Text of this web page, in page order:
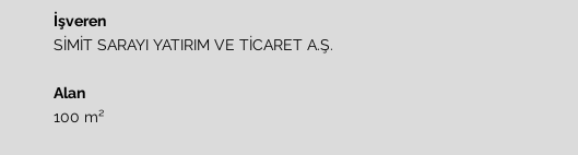
İşveren
SİMİT SARAYI YATIRIM VE TİCARET A.Ş.
Alan
100 m²